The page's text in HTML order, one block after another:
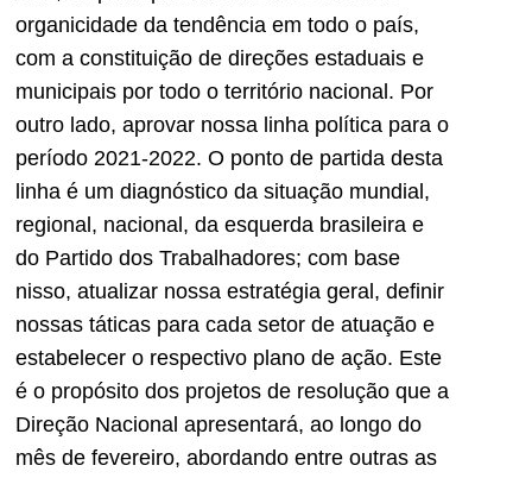
organicidade da tendência em todo o país,
com a constituição de direções estaduais e
municipais por todo o território nacional. Por
outro lado, aprovar nossa linha política para o
período 2021-2022. O ponto de partida desta
linha é um diagnóstico da situação mundial,
regional, nacional, da esquerda brasileira e
do Partido dos Trabalhadores; com base
nisso, atualizar nossa estratégia geral, definir
nossas táticas para cada setor de atuação e
estabelecer o respectivo plano de ação. Este
é o propósito dos projetos de resolução que a
Direção Nacional apresentará, ao longo do
mês de fevereiro, abordando entre outras as